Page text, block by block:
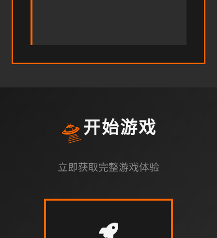
🛸 开始游戏
立即获取完整游戏体验